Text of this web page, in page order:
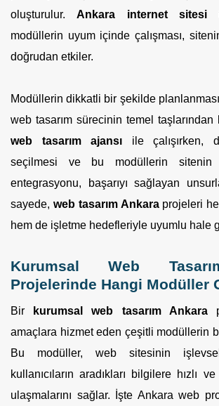
oluşturulur.Ankara internet sitesi
modüllerin uyum içinde çalışması,
doğrudan etkiler.
Modüllerin dikkatli bir şekilde
web tasarım sürecinin temel taşlarından
web tasarım ajansı ile çalışırken,
seçilmesi ve bu modüllerin sitenin
entegrasyonu, başarıyı sağlayan
sayede, web tasarım Ankaraprojeleri
hem de işletme hedefleriyle uyumlu hale
Kurumsal Web
Projelerinde Hangi Modüller
Bir kurumsal web tasarım Ankara
amaçlara hizmet eden çeşitli modüllerin
Bu modüller, web sitesinin
kullanıcıların aradıkları bilgilere hızlı
ulaşmalarını sağlar. İşte Ankara web